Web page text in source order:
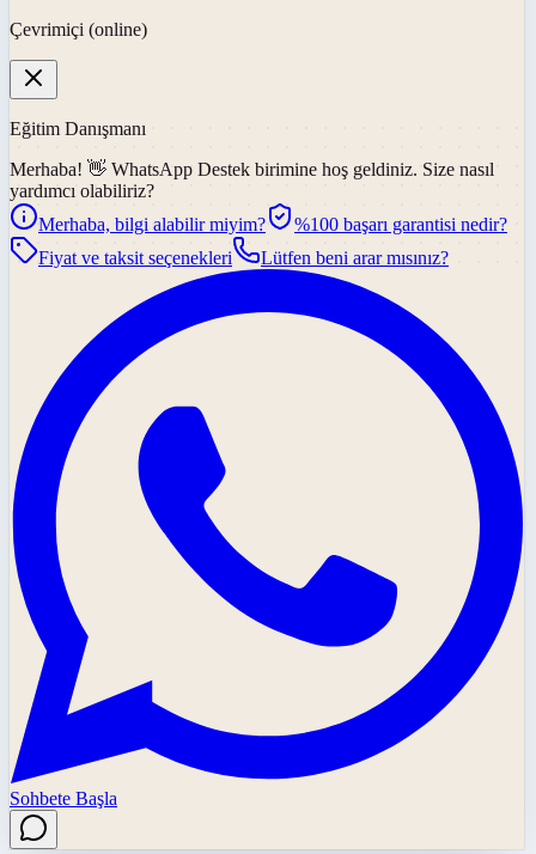
Çevrimiçi (online)
Eğitim Danışmanı
Merhaba! 👋 WhatsApp Destek birimine hoş geldiniz. Size nasıl
yardımcı olabiliriz?
Merhaba, bilgi alabilir miyim?
%100 başarı garantisi nedir?
Fiyat ve taksit seçenekleri
Lütfen beni arar mısınız?
Sohbete Başla